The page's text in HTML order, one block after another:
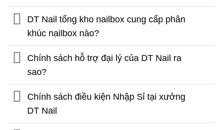
DT Nail tổng kho nailbox cung cấp phân
khúc nailbox nào?
Chính sách hỗ trợ đại lý của DT Nail ra
sao?
Chính sách điều kiện Nhập Sỉ tại xưởng
DT Nail